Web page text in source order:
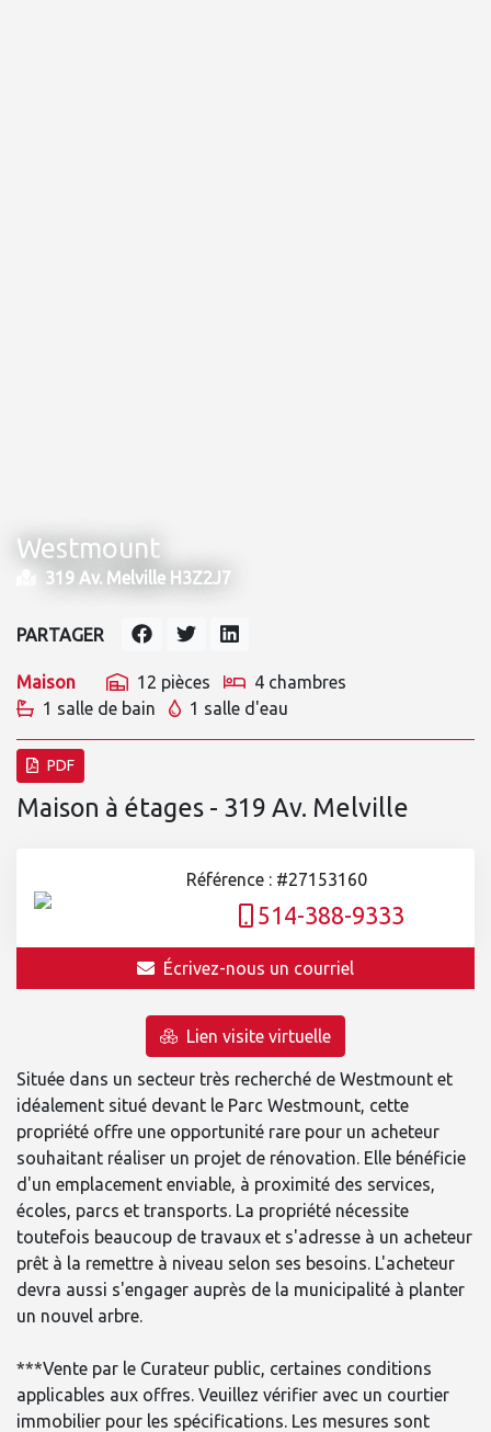
Westmount
319 Av. Melville H3Z2J7
Maison 12 pièces
4 chambres
1 salle de bain
1 salle d'eau
PARTAGER
PDF
Maison à étages - 319 Av. Melville
Référence : #27153160
514-388-9333
Écrivez-nous un courriel
Lien visite virtuelle
Située dans un secteur très recherché de Westmount et
idéalement situé devant le Parc Westmount, cette
propriété offre une opportunité rare pour un acheteur
souhaitant réaliser un projet de rénovation. Elle bénéficie
d'un emplacement enviable, à proximité des services,
écoles, parcs et transports. La propriété nécessite
toutefois beaucoup de travaux et s'adresse à un acheteur
prêt à la remettre à niveau selon ses besoins. L'acheteur
devra aussi s'engager auprès de la municipalité à planter
un nouvel arbre.
***Vente par le Curateur public, certaines conditions
applicables aux offres. Veuillez vérifier avec un courtier
immobilier pour les spécifications. Les mesures sont